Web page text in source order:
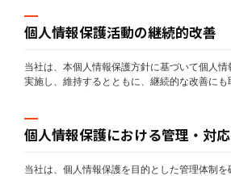
個人情報保護活動の継続的改善
当社は、本個人情報保護方針に基づいて個人
実施し、維持するとともに、継続的な改善にも
個人情報保護における管理・対応
当社は、個人情報保護を目的とした管理体制